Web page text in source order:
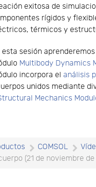
exitosa de
rígidos y
térmicos y
esta sesión
Multibody Dynamics
incorpora elanálisis
unidos mediante
Mechanics
COMSOL
(21 de noviembre de